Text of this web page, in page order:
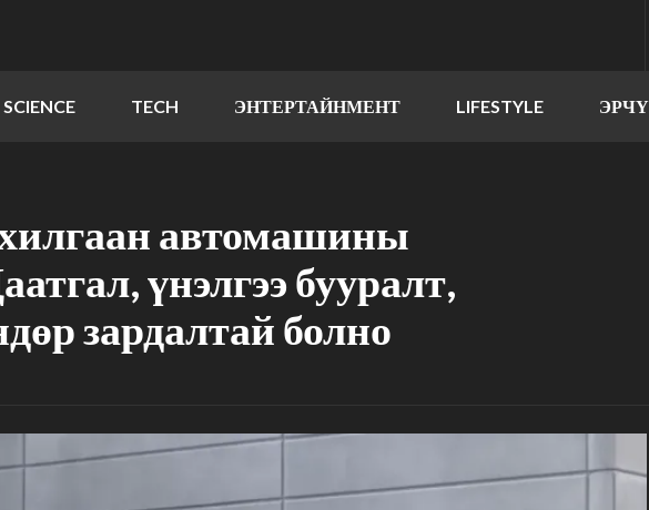
SCIENCE TECH ЭНТЕРТАЙНМЕНТ LIFESTYLE
автомашины
үнэлгээ бууралт,
зардалтай болно